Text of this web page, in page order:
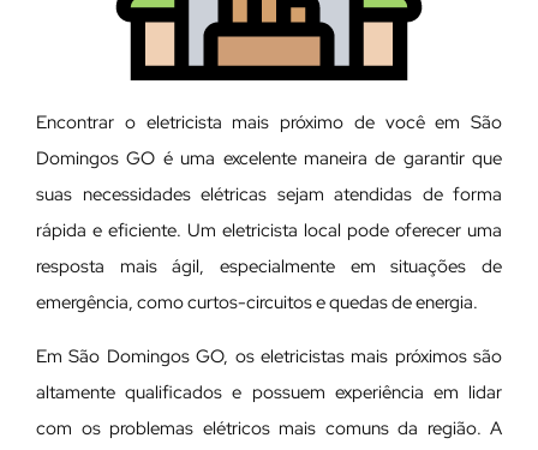
Encontrar o eletricista mais próximo de você em São
Domingos GO é uma excelente maneira de garantir que
suas necessidades elétricas sejam atendidas de forma
rápida e eficiente. Um eletricista local pode oferecer uma
resposta mais ágil, especialmente em situações de
emergência, como curtos-circuitos e quedas de energia.
Em São Domingos GO, os eletricistas mais próximos são
altamente qualificados e possuem experiência em lidar
com os problemas elétricos mais comuns da região. A